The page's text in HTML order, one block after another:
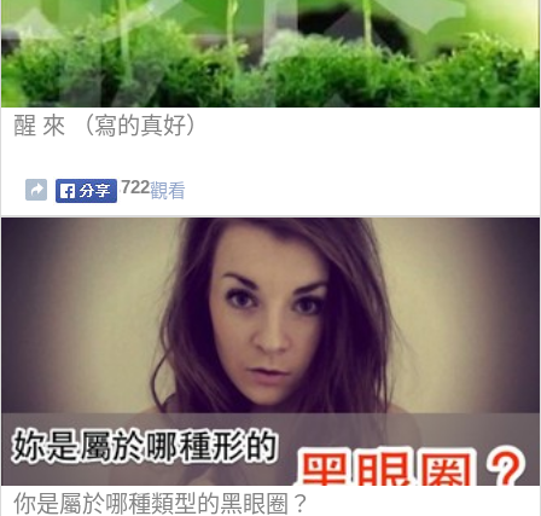
醒 來 （寫的真好）
722觀看
你是屬於哪種類型的黑眼圈？